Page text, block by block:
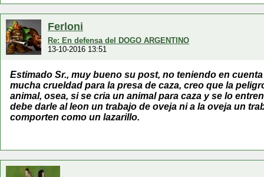
Ferloni
Re: En defensa del DOGO ARGENTINO
13-10-2016 13:51
Estimado Sr., muy bueno su post, no teniendo en
mucha crueldad para la presa de caza, creo que la
animal, osea, si se cria un animal para caza y se lo
debe darle al leon un trabajo de oveja ni a la oveja un
comporten como un lazarillo.